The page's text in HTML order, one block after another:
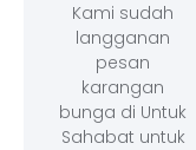
Kami sudah
langganan
pesan
karangan
bunga di Untuk
Sahabat untuk